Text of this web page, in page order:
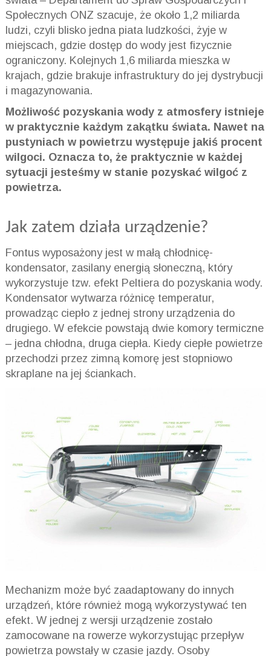
Społecznych ONZ szacuje, że około 1,2 miliarda
ludzi, czyli blisko jedna piata ludzkości, żyje w
miejscach, gdzie dostęp do wody jest fizycznie
ograniczony. Kolejnych 1,6 miliarda mieszka w
krajach, gdzie brakuje infrastruktury do jej dystrybucji
i magazynowania.
Możliwość pozyskania wody z atmosfery istnieje
w praktycznie każdym zakątku świata. Nawet na
pustyniach w powietrzu występuje jakiś procent
wilgoci. Oznacza to, że praktycznie w każdej
sytuacji jesteśmy w stanie pozyskać wilgoć z
powietrza.
Jak zatem działa urządzenie?
Fontus wyposażony jest w małą chłodnicę-
kondensator, zasilany energią słoneczną, który
wykorzystuje tzw. efekt Peltiera do pozyskania wody.
Kondensator wytwarza różnicę temperatur,
prowadząc ciepło z jednej strony urządzenia do
drugiego. W efekcie powstają dwie komory termiczne
– jedna chłodna, druga ciepła. Kiedy ciepłe powietrze
przechodzi przez zimną komorę jest stopniowo
skraplane na jej ściankach.
Mechanizm może być zaadaptowany do innych
urządzeń, które również mogą wykorzystywać ten
efekt. W jednej z wersji urządzenie zostało
zamocowane na rowerze wykorzystując przepływ
powietrza powstały w czasie jazdy. Osoby